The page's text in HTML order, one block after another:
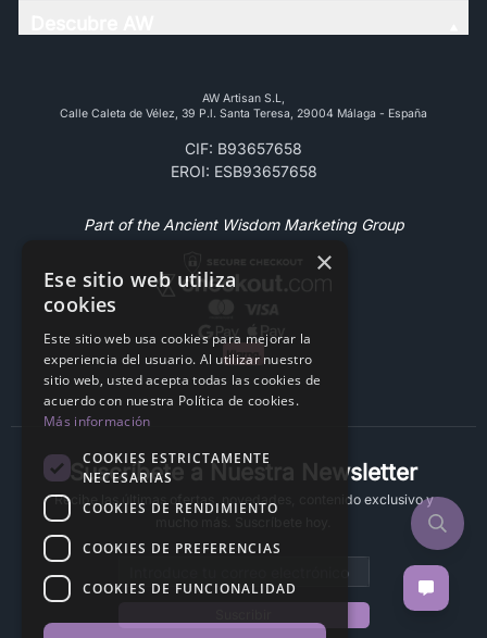
AW Artisan S.L,
Calle Caleta de Vélez, 39 P.l. Santa Teresa, 29004 Málaga - España
CIF: B93657658
EROI: ESB93657658
Part of the Ancient Wisdom Marketing Group
Suscríbete a Nuestra Newsletter
Recibe las últimas ofertas, novedades, contenido exclusivo y
×
Ese sitio web utiliza
cookies
Este sitio web usa cookies para mejorar la
experiencia del usuario. Al utilizar nuestro
sitio web, usted acepta todas las cookies de
acuerdo con nuestra Política de cookies.
Más información
COOKIES ESTRICTAMENTE
NECESARIAS
COOKIES DE RENDIMIENTO
COOKIES DE PREFERENCIAS
COOKIES DE FUNCIONALIDAD